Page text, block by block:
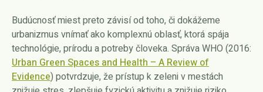
Budúcnosť miest preto závisí od toho, či dokážeme
urbanizmus vnímať ako komplexnú oblasť, ktorá spája
technológie, prírodu a potreby človeka. Správa WHO (2016:
Urban Green Spaces and Health – A Review of
Evidence) potvrdzuje, že prístup k zeleni v mestách